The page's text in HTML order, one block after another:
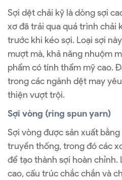
Sợi dệt chải kỹ là dòng sợi
xơ đã trải qua quá trình chải
trước khi kéo sợi. Loại sợi
mượt mà, khả năng nhuộm
phẩm có tính thẩm mỹ cao.
trong các ngành dệt may
thiện vượt trội.
Sợi vòng (ring spun yarn)
Sợi vòng được sản xuất
truyền thống, trong đó các
để tạo thành sợi hoàn chỉnh.
cao, cấu trúc chắc chắn và